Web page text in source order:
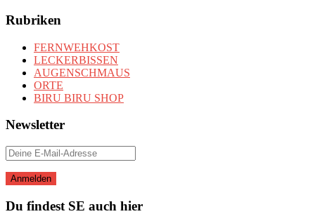
Rubriken
FERNWEHKOST
LECKERBISSEN
AUGENSCHMAUS
ORTE
BIRU BIRU SHOP
Newsletter
Du findest SE auch hier